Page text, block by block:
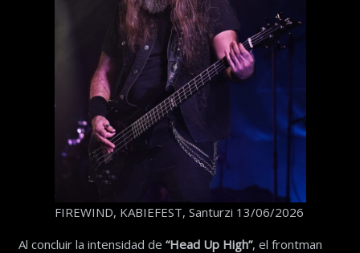
FIREWIND, KABIEFEST, Santurzi 13/06/2026
Al concluir la intensidad de “Head Up High”, el frontman